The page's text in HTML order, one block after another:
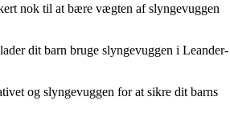
nok til at bære vægten af slyngevuggen
dit barn bruge slyngevuggen i Leander-
og slyngevuggen for at sikre dit barns